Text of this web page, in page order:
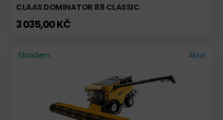
CLAAS DOMINATOR 88 CLASSIC
3 035,00 KČ
Skladem Akce